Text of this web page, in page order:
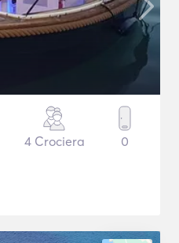
4 Crociera 0